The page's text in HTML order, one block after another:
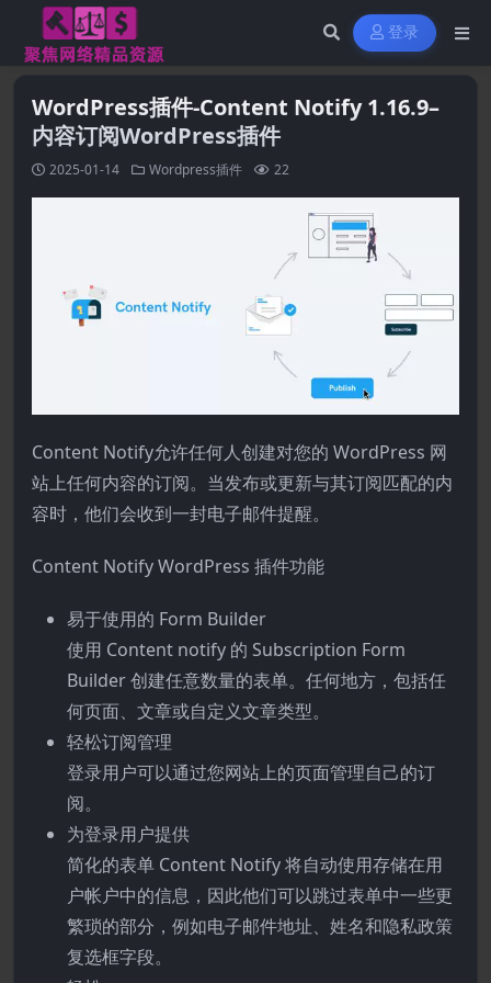
登录
WordPress插件-Content Notify 1.16.9–
内容订阅WordPress插件
2025-01-14 Wordpress插件 22
Content Notify允许任何人创建对您的 WordPress 网
站上任何内容的订阅。当发布或更新与其订阅匹配的内
容时，他们会收到一封电子邮件提醒。
Content Notify WordPress 插件功能
易于使用的 Form Builder
使用 Content notify 的 Subscription Form
Builder 创建任意数量的表单。任何地方，包括任
何页面、文章或自定义文章类型。
轻松订阅管理
登录用户可以通过您网站上的页面管理自己的订
阅。
为登录用户提供
简化的表单 Content Notify 将自动使用存储在用
户帐户中的信息，因此他们可以跳过表单中一些更
繁琐的部分，例如电子邮件地址、姓名和隐私政策
复选框字段。